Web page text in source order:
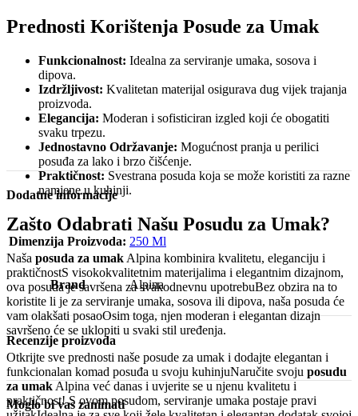
Prednosti Korištenja Posude za Umak
Funkcionalnost: Idealna za serviranje umaka, sosova i
dipova.
Izdržljivost: Kvalitetan materijal osigurava dug vijek trajanja
proizvoda.
Elegancija: Moderan i sofisticiran izgled koji će obogatiti
svaku trpezu.
Jednostavno Održavanje: Mogućnost pranja u perilici
posuđa za lako i brzo čišćenje.
Praktičnost:Svestrana posuda koja se može koristiti za razne
namjene u kuhinji.
Zašto Odabrati Našu Posudu za Umak?
Naša posuda za umak Alpina kombinira kvalitetu, eleganciju i
praktičnostS visokokvalitetnim materijalima i elegantnim dizajnom,
ova posuda je savršena za svakodnevnu upotrebuBez obzira na to
koristite li je za serviranje umaka, sosova ili dipova, naša posuda će
vam olakšati posaoOsim toga, njen moderan i elegantan dizajn
savršeno će se uklopiti u svaki stil uređenja.
Otkrijte sve prednosti naše posude za umak i dodajte elegantan i
funkcionalan komad posuđa u svoju kuhinjuNaručite svoju posudu
za umak Alpina već danas i uvjerite se u njenu kvalitetu i
praktičnost! S ovom posudom, serviranje umaka postaje pravi
Dodatne informacije
Dimenzija Proizvoda: 250 Ml
Brand Alpina
Recenzije proizvoda
Moglo bi vas zanimati